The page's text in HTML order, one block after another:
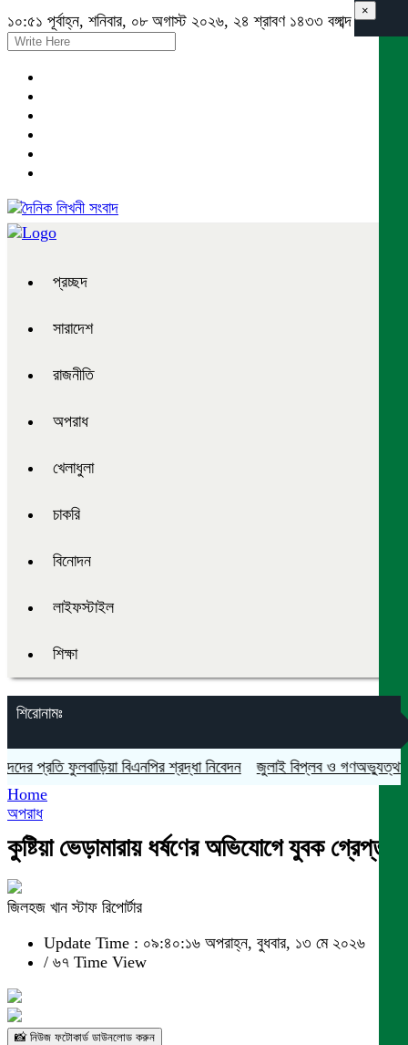
১০:৫১ পূর্বাহ্ন, শনিবার, ০৮ অগাস্ট ২০২৬, ২৪ শ্রাবণ ১৪৩৩ বঙ্গাব্দ
প্রচ্ছদ
সারাদেশ
রাজনীতি
অপরাধ
খেলাধুলা
চাকরি
বিনোদন
লাইফস্টাইল
শিক্ষা
শিরোনামঃ
ফুলবাড়িয়া বিএনপির শ্রদ্ধা নিবেদন জুলাই বিপ্লব ও গণঅভ্যুত্থান দিবস
×
Home
অপরাধ
কুষ্টিয়া ভেড়ামারায় ধর্ষণের অভিযোগে যুবক গ্রেপ্তার
জিলহজ খান স্টাফ রিপোর্টার
Update Time : ০৯:৪০:১৬ অপরাহ্ন, বুধবার, ১৩ মে ২০২৬
/ ৬৭ Time View
📸 নিউজ ফটোকার্ড ডাউনলোড করুন